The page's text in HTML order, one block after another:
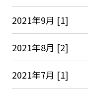
2021年9月 [1]
2021年8月 [2]
2021年7月 [1]